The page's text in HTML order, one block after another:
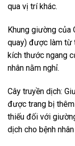
qua vị trí khác.
Khung giường của
quay) được làm từ
kích thước ngang
nhân nằm nghỉ.
Cây truyền dịch:
được trang bị
thiếu đối với
dịch cho bệnh